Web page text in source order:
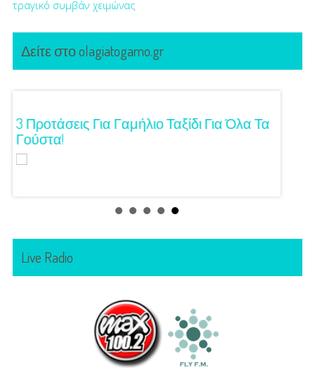
τραγικό συμβάν χειμώνας
Δείτε στο olagiatogamo.gr
3 Προτάσεις Για Γαμήλιο Ταξίδι Για Όλα Τα
Γούστα!
Live Radio